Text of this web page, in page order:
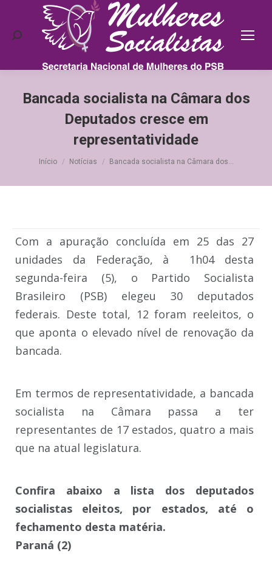
Search:
Bancada socialista na Câmara dos
Deputados cresce em
representatividade
Você está aqui:
Início Notícias Bancada socialista na Câmara dos…
Com a apuração concluída em 25 das 27
unidades da Federação, à 1h04 desta
segunda-feira (5), o Partido Socialista
Brasileiro (PSB) elegeu 30 deputados
federais. Deste total, 12 foram reeleitos, o
que aponta o elevado nível de renovação da
bancada.
Em termos de representatividade, a bancada
socialista na Câmara passa a ter
representantes de 17 estados, quatro a mais
que na atual legislatura.
Confira abaixo a lista dos deputados
socialistas eleitos, por estados, até o
fechamento desta matéria.
Paraná (2)